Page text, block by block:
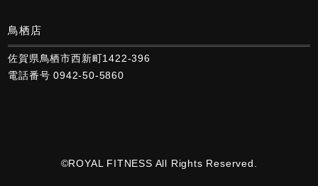
鳥栖店
佐賀県鳥栖市西新町1422-396
電話番号 0942-50-5860
©ROYAL FITNESS All Rights Reserved.